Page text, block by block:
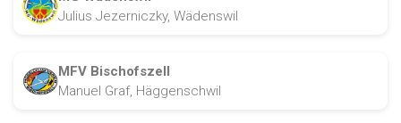
Julius Jezerniczky, Wädenswil
MFV Bischofszell
Manuel Graf, Häggenschwil